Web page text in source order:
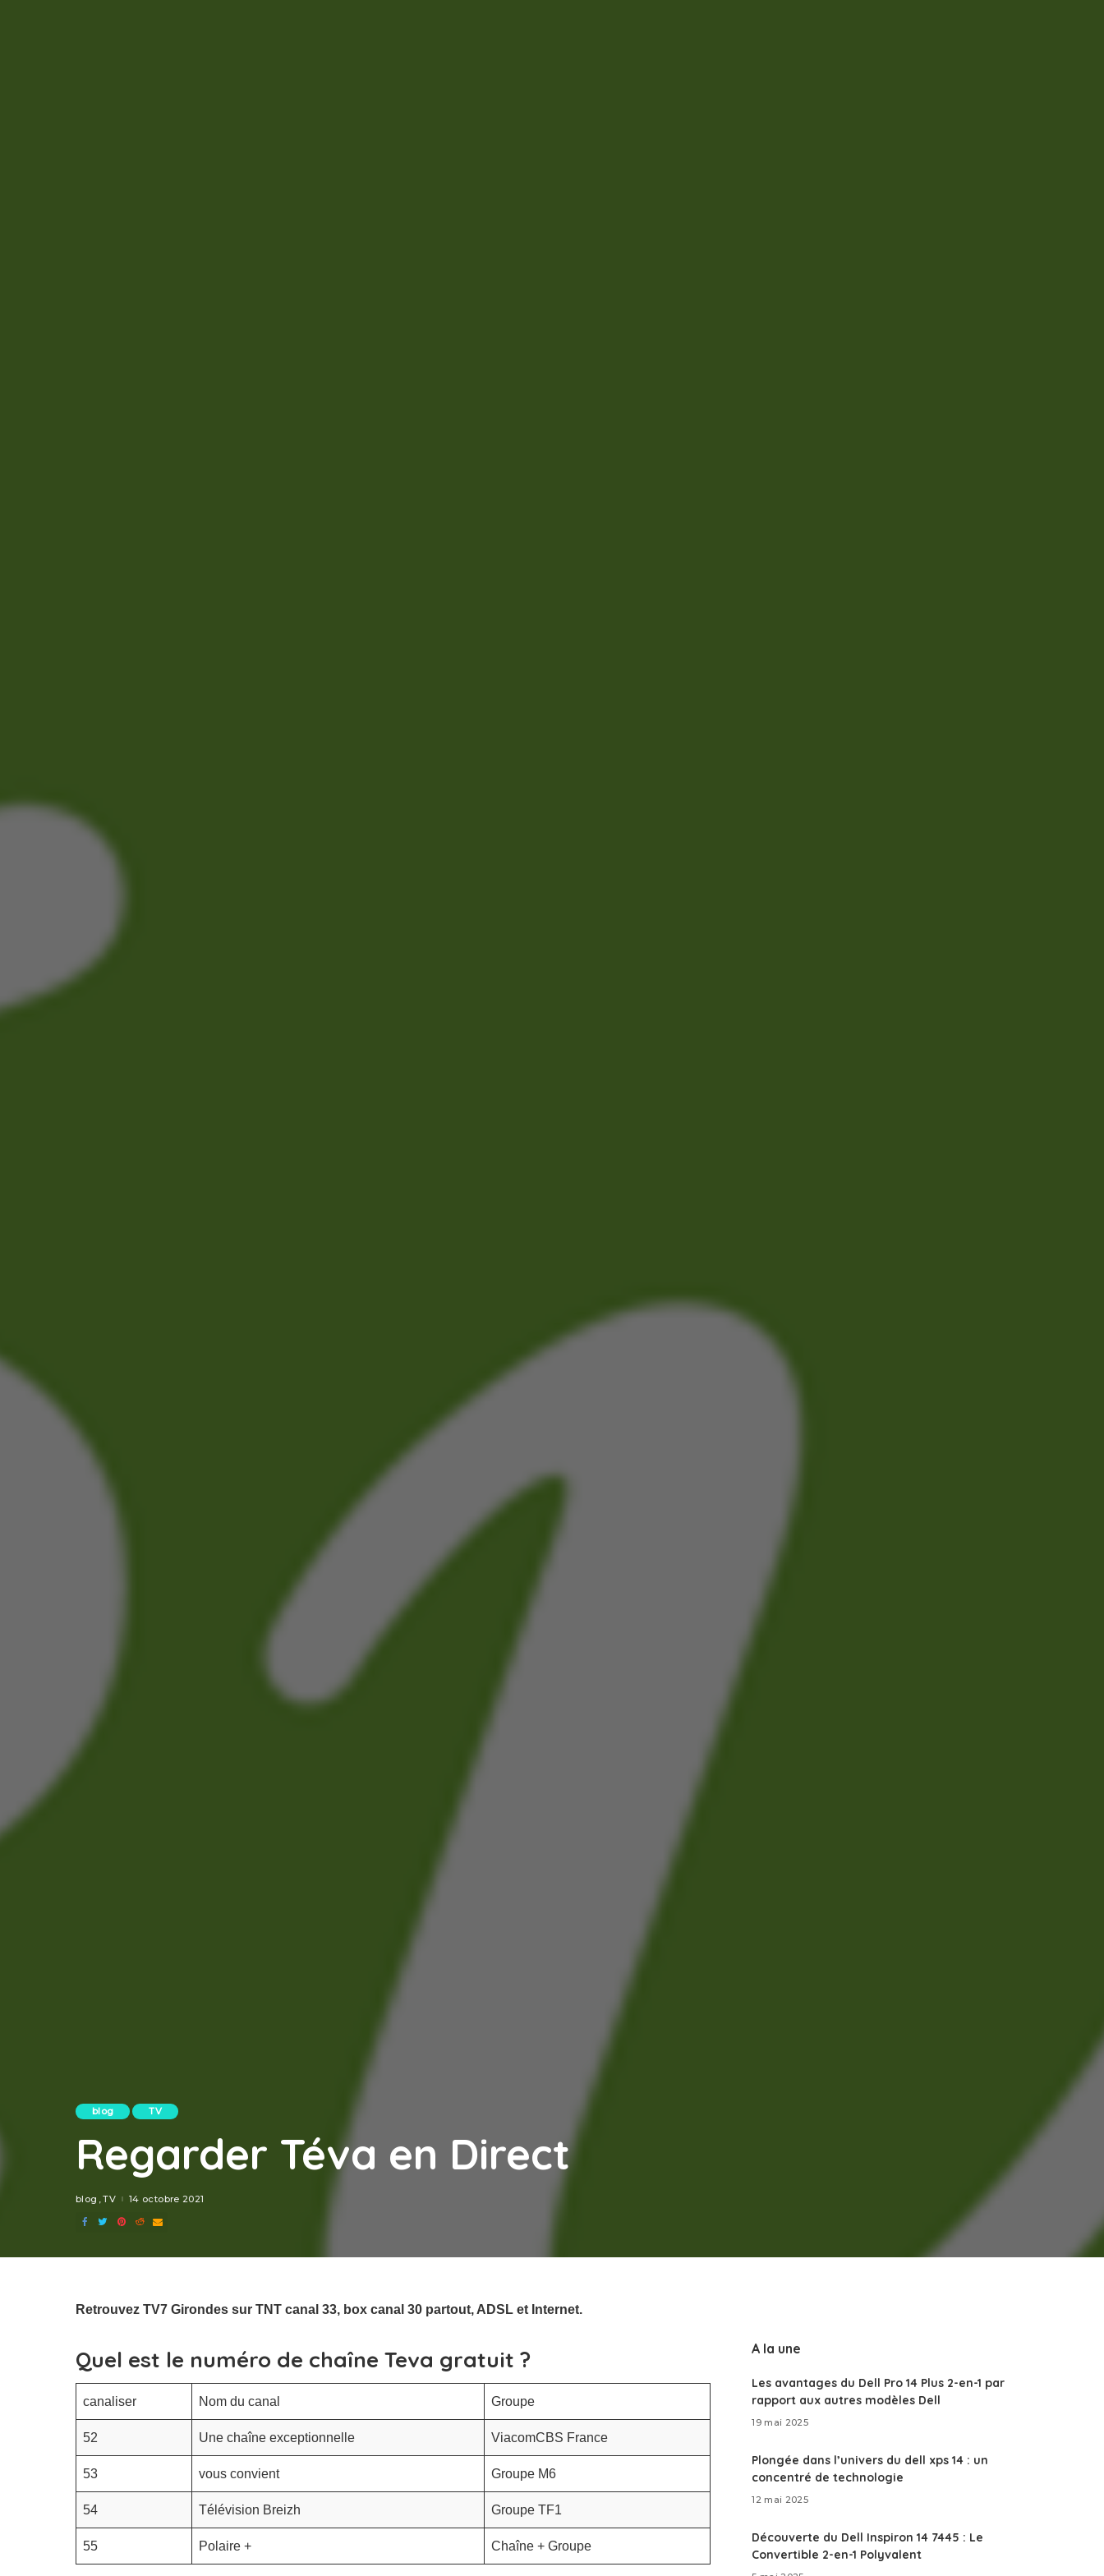
blog TV
Regarder Téva en Direct
blog TV 14 octobre 2021
Retrouvez TV7 Girondes sur TNT canal 33, box canal 30 partout, ADSL et Internet.
Quel est le numéro de chaîne Teva gratuit ?
canaliser Nom du canal Groupe
52 Une chaîne exceptionnelle ViacomCBS France
53 vous convient Groupe M6
54 Télévision Breizh Groupe TF1
55 Polaire + Chaîne + Groupe
A la une
Les avantages du Dell Pro 14 Plus 2-en-1 par
rapport aux autres modèles Dell
19 mai 2025
Plongée dans l’univers du dell xps 14 : un
concentré de technologie
12 mai 2025
Découverte du Dell Inspiron 14 7445 : Le
Convertible 2-en-1 Polyvalent